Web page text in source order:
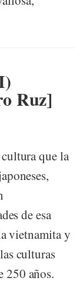
Ruz]
que la
de esa
vietnamita y
culturas
250 años.